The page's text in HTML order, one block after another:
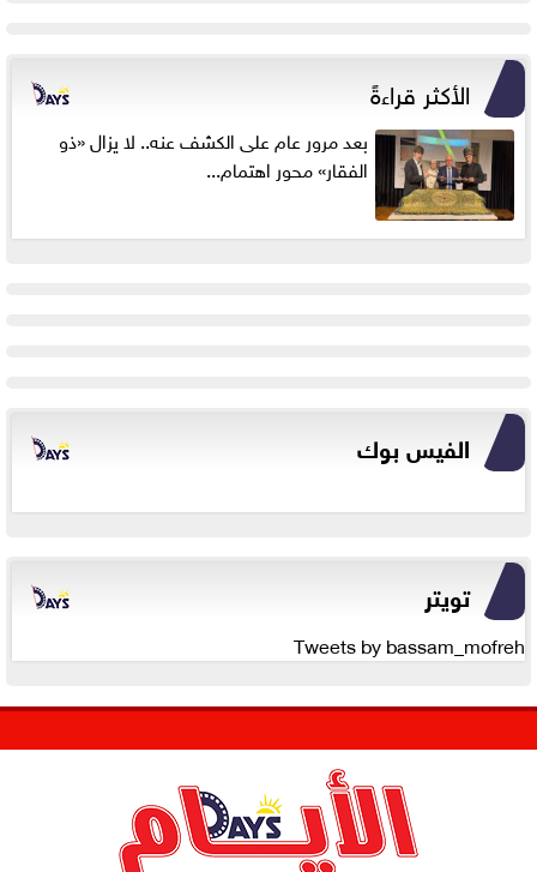
الأكثر قراءةً
بعد مرور عام على الكشف عنه.. لا يزال «ذو
الفقار» محور اهتمام...
الفيس بوك
تويتر
Tweets by bassam_mofreh